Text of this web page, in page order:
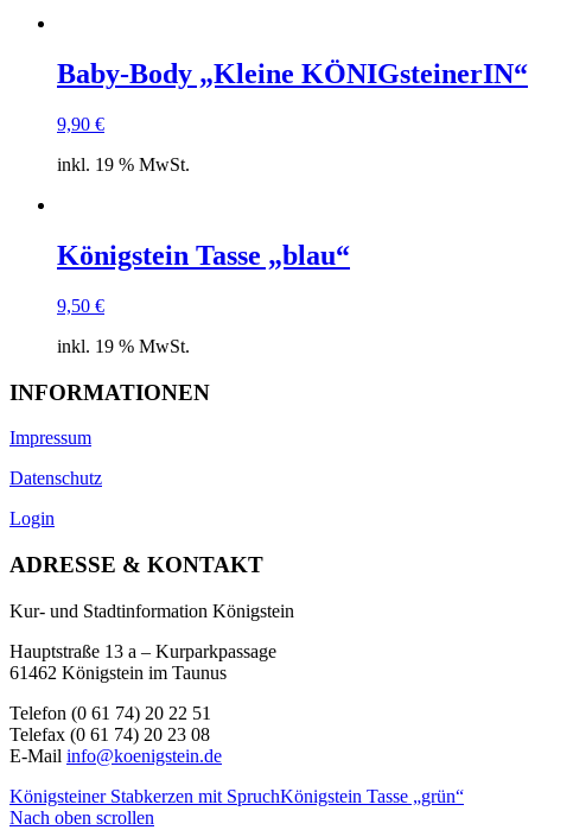
Baby-Body „Kleine KÖNIGsteinerIN“
9,90 €
inkl. 19 % MwSt.
Königstein Tasse „blau“
9,50 €
inkl. 19 % MwSt.
INFORMATIONEN
Impressum
Datenschutz
Login
ADRESSE & KONTAKT
Kur- und Stadtinformation Königstein
Hauptstraße 13 a – Kurparkpassage
61462 Königstein im Taunus
Telefon (0 61 74) 20 22 51
Telefax (0 61 74) 20 23 08
E-Mail info@koenigstein.de
Königsteiner Stabkerzen mit SpruchKönigstein Tasse „grün“
Nach oben scrollen